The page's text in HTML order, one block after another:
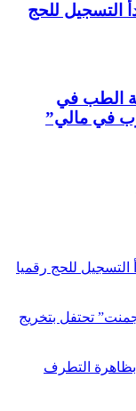
التسجيل للحج
الطب في
في مالي”
التسجيل للحج رقميا
تحتفل بتخريج
بظاهرة التطرف